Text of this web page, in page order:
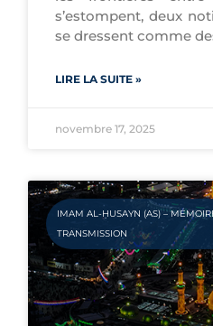
s’estompent, deux
se dressent comme
LIRE LA SUITE »
novembre 17, 2025
IMAM AL-ḤUSAYN (AS) –
TRANSMISSION